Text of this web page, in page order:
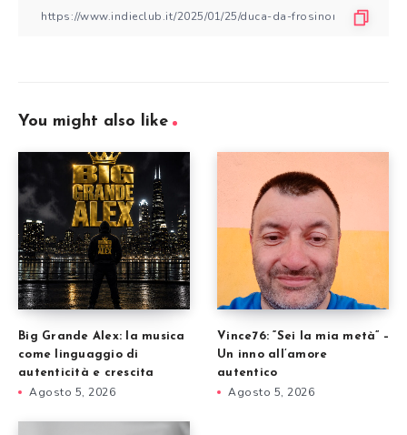
You might also like
Big Grande Alex: la musica
come linguaggio di
autenticità e crescita
Agosto 5, 2026
Vince76: “Sei la mia metà” –
Un inno all’amore
autentico
Agosto 5, 2026